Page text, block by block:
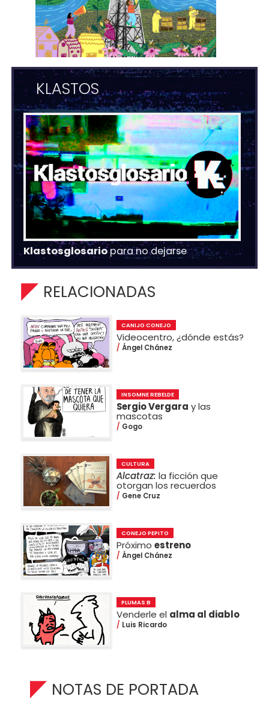
KLASTOS
Klastosglosariopara no dejarse
RELACIONADAS
CANIJO CONEJO
Videocentro, ¿dónde estás?
Ángel Chánez
INSOMNE REBELDE
Sergio Vergara y las
mascotas
Gogo
CULTURA
Alcatraz: la ficción que
otorgan los recuerdos
Gene Cruz
CONEJO PEPITO
Próximoestreno
Ángel Chánez
PLUMAS B
Venderle el alma al diablo
Luis Ricardo
NOTAS DE PORTADA